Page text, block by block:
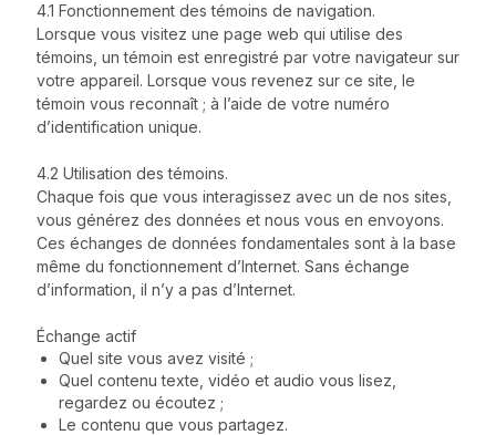
4.1 Fonctionnement des témoins de navigation.
Lorsque vous visitez une page web qui utilise des
témoins, un témoin est enregistré par votre navigateur sur
votre appareil. Lorsque vous revenez sur ce site, le
témoin vous reconnaît ; à l’aide de votre numéro
d’identification unique.
4.2 Utilisation des témoins.
Chaque fois que vous interagissez avec un de nos sites,
vous générez des données et nous vous en envoyons.
Ces échanges de données fondamentales sont à la base
même du fonctionnement d’Internet. Sans échange
d’information, il n’y a pas d’Internet.
Échange actif
Quel site vous avez visité ;
Quel contenu texte, vidéo et audio vous lisez,
regardez ou écoutez ;
Le contenu que vous partagez.